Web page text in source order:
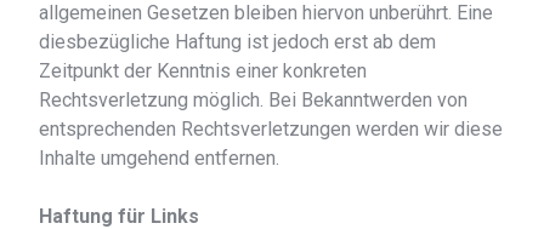
allgemeinen Gesetzen bleiben hiervon unberührt. Eine
diesbezügliche Haftung ist jedoch erst ab dem
Zeitpunkt der Kenntnis einer konkreten
Rechtsverletzung möglich. Bei Bekanntwerden von
entsprechenden Rechtsverletzungen werden wir diese
Inhalte umgehend entfernen.
Haftung für Links